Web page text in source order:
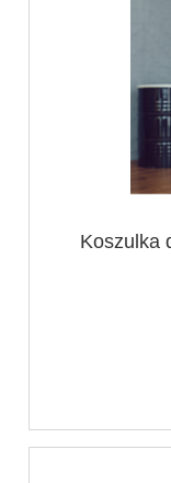
Koszulka